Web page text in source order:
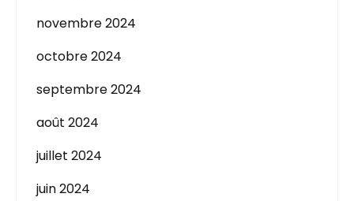
novembre 2024
octobre 2024
septembre 2024
août 2024
juillet 2024
juin 2024